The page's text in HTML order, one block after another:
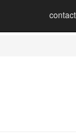
contact